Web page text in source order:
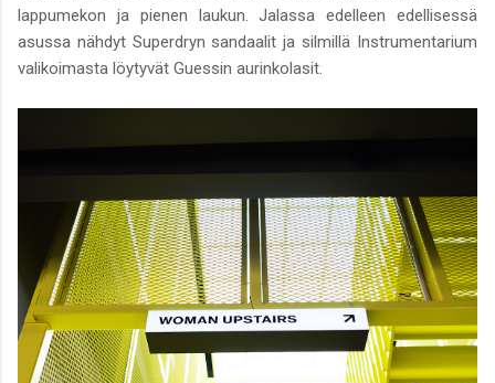
lappumekon ja pienen laukun. Jalassa edelleen edellisessä
asussa nähdyt Superdryn sandaalit ja silmillä Instrumentarium
valikoimasta löytyvät Guessin aurinkolasit.